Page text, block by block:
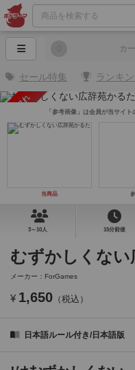
カ
セール特集 ランキ
売り切れ
当商品
「参考画像」は会員が当サイ
3～10人 15分前後
むずかしくない
メーカー：ForGames
¥ 1,650 （税込）
日本語ルール付き/日本語版